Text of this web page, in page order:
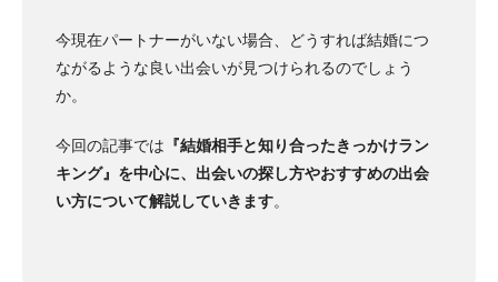
今現在パートナーがいない場合、どうすれば結婚につ
ながるような良い出会いが見つけられるのでしょう
か。
今回の記事では 『結婚相手と知り合ったきっかけラン
キング』を中心に、出会いの探し方やおすすめの出会
い方について解説していきます。